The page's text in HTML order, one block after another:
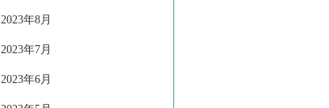
2023年8月
2023年7月
2023年6月